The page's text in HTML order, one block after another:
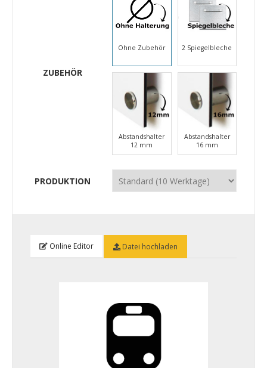
ZUBEHÖR
Ohne Zubehör 2 Spiegelbleche
Abstandshalter
12 mm
Abstandshalter
16 mm
PRODUKTION
Online Editor Datei hochladen